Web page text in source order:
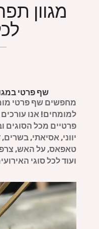
מגוון
שף פרטי
מחפשים שף פרטי
למומחים! אנו עורכים
פרטיים מכל הסוגים
יווני, אסיאתי,
טאפאס, על האש,
ועוד לכל סוגי